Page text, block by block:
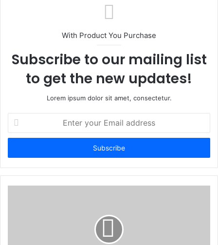
s
i
e
With Product You Purchase
Subscribe to our mailing list
to get the new updates!
Lorem ipsum dolor sit amet, consectetur.
t
r
y